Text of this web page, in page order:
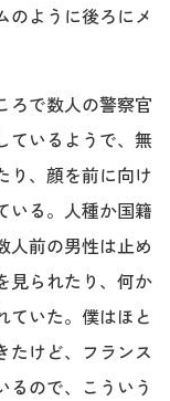
のように後ろにメ
ろで数人の警察官
ているようで、無
り、顔を前に向け
いる。人種か国籍
人前の男性は止め
見られたり、何か
ていた。僕はほと
たけど、フランス
るので、こういう